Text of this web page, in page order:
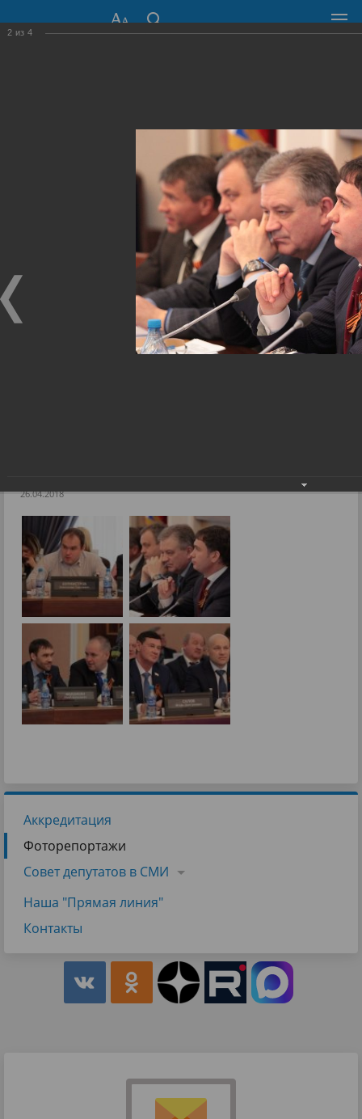
630099, г. Новосибирск, Красный проспект, 34
Общественная приемная
Фоторепортажи
›
26.04.2018
Аккредитация
Фоторепортажи
Совет депутатов в СМИ
Наша "Прямая линия"
Контакты
2 из 4